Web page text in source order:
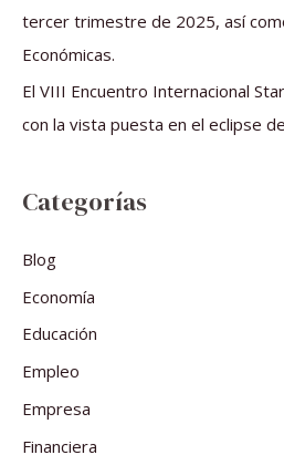
tercer trimestre de 2025, así
Económicas.
El VIII Encuentro Internacional
con la vista puesta en el eclipse
Categorías
Blog
Economía
Educación
Empleo
Empresa
Financiera